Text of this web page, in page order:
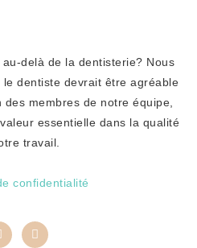
delà de la dentisterie? Nous
le dentiste devrait être agréable
membres de notre équipe,
essentielle dans la qualité
travail.
confidentialité